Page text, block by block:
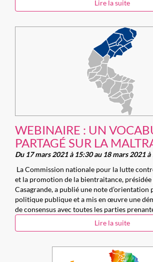
Lire la suite
WEBINAIRE : UN
PARTAGÉ SUR LA
Du 17 mars 2021 à 15:30 au 18 mars 2021
La Commission nationale pour la lutte
et la promotion de la bientraitance,
Casagrande, a publié une note
politique publique et a mis en œuvre une
de consensus avec toutes les parties
Lire la suite